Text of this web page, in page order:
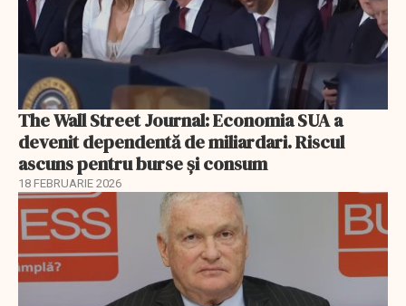
The Wall Street Journal: Economia SUA a
devenit dependentă de miliardari. Riscul
ascuns pentru burse și consum
18 FEBRUARIE 2026
EXCLUSIV